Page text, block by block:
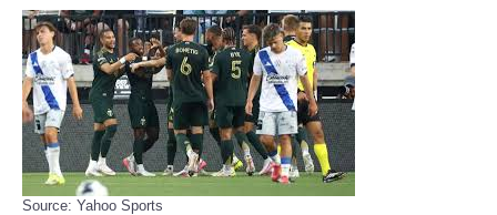
Source: Yahoo Sports